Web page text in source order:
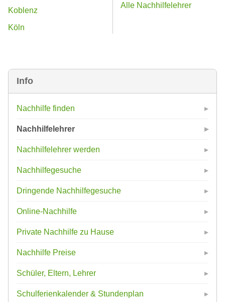
Info
Nachhilfe finden
Nachhilfelehrer
Nachhilfelehrer werden
Nachhilfegesuche
Dringende Nachhilfegesuche
Online-Nachhilfe
Private Nachhilfe zu Hause
Nachhilfe Preise
Schüler, Eltern, Lehrer
Schulferienkalender & Stundenplan
Koblenz
Köln
Alle Nachhilfelehrer